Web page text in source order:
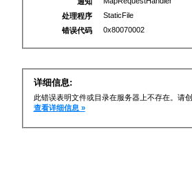
处理程序
StaticFile
错误代码
0x80070002
详细信息:
此错误表明文件或目录在服务器上不存在。请
查看详细信息 »